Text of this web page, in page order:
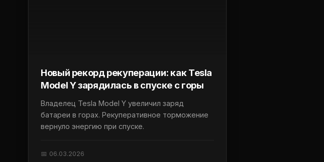
Новый рекорд рекуперации: как Tesla
Model Y зарядилась в спуске с горы
Владелец Tesla Model Y увеличил заряд
батареи в горах. Рекуперативное торможение
вернуло энергию при спуске.
📅 06.03.2026